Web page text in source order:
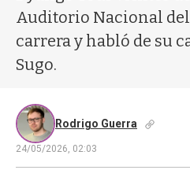
Auditorio Nacional del
carrera y habló de su
Sugo.
Rodrigo Guerra
24/05/2026, 02:03